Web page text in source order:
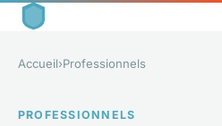
Accueil›Professionnels
PROFESSIONNELS